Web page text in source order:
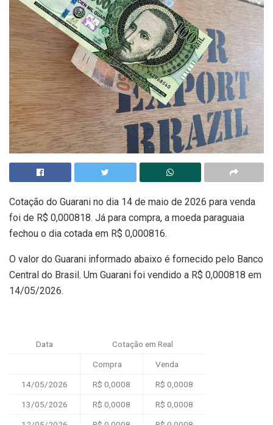
Cotação do Guarani no dia 14 de maio de 2026 para venda
foi de R$ 0,000818. Já para compra, a moeda paraguaia
fechou o dia cotada em R$ 0,000816.
O valor do Guarani informado abaixo é fornecido pelo Banco
Central do Brasil. Um Guarani foi vendido a R$ 0,000818 em
14/05/2026.
Data Cotação em Real
Compra Venda
14/05/2026 R$ 0,0008 R$ 0,0008
13/05/2026 R$ 0,0008 R$ 0,0008